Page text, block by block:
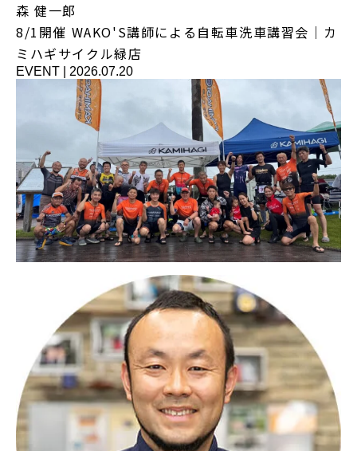
森 健一郎
8/1開催 WAKO'S講師による自転車洗車講習会｜カ
ミハギサイクル緑店
EVENT 2026.07.20